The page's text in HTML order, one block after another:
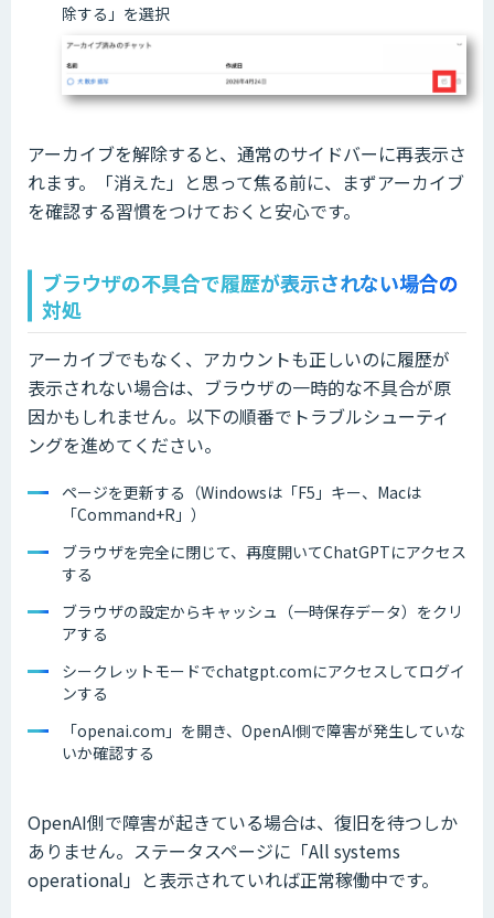
除する」を選択
アーカイブを解除すると、通常のサイドバーに再表示さ
れます。「消えた」と思って焦る前に、まずアーカイブ
を確認する習慣をつけておくと安心です。
ブラウザの不具合で履歴が表示されない場合の
対処
アーカイブでもなく、アカウントも正しいのに履歴が
表示されない場合は、ブラウザの一時的な不具合が原
因かもしれません。以下の順番でトラブルシューティ
ングを進めてください。
ページを更新する（Windowsは「F5」キー、Macは
「Command+R」）
ブラウザを完全に閉じて、再度開いてChatGPTにアクセス
する
ブラウザの設定からキャッシュ（一時保存データ）をクリ
アする
シークレットモードでchatgpt.comにアクセスしてログイ
ンする
「openai.com」を開き、OpenAI側で障害が発生していな
いか確認する
OpenAI側で障害が起きている場合は、復旧を待つしか
ありません。ステータスページに「All systems
operational」と表示されていれば正常稼働中です。